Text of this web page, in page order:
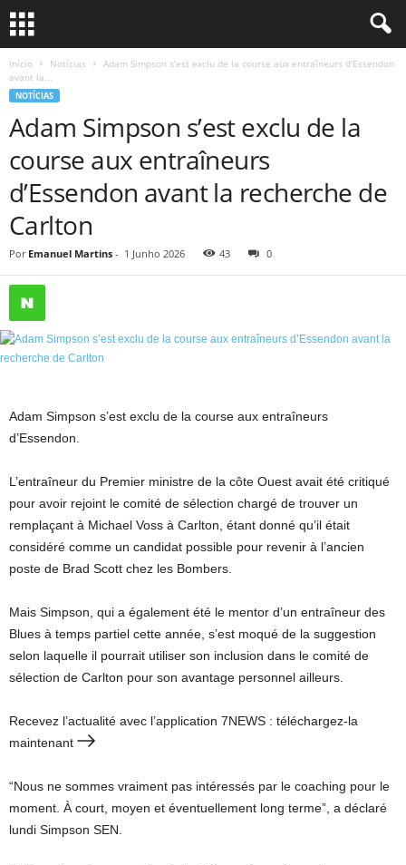
Início Notícias
Adam Simpson s’est exclu de la course aux entraîneurs d’Essendon
avant la...
NOTÍCIAS
Adam Simpson s’est exclu de la
course aux entraîneurs
d’Essendon avant la recherche de
Carlton
Por Emanuel Martins - 1 Junho 2026 43 0
Adam Simpson s’est exclu de la course aux entraîneurs
d’Essendon.
L’entraîneur du Premier ministre de la côte Ouest avait été critiqué
pour avoir rejoint le comité de sélection chargé de trouver un
remplaçant à Michael Voss à Carlton, étant donné qu’il était
considéré comme un candidat possible pour revenir à l’ancien
poste de Brad Scott chez les Bombers.
Mais Simpson, qui a également été le mentor d’un entraîneur des
Blues à temps partiel cette année, s’est moqué de la suggestion
selon laquelle il pourrait utiliser son inclusion dans le comité de
sélection de Carlton pour son avantage personnel ailleurs.
Recevez l’actualité avec l’application 7NEWS : téléchargez-la
maintenant
“Nous ne sommes vraiment pas intéressés par le coaching pour le
moment. À court, moyen et éventuellement long terme”, a déclaré
lundi Simpson SEN.